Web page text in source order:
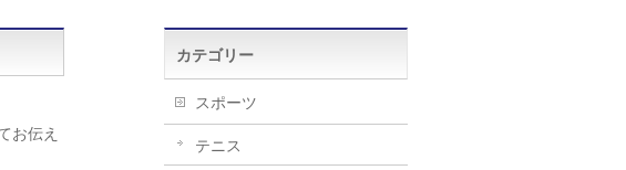
お伝え
カテゴリー
スポーツ
テニス